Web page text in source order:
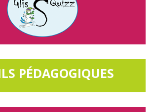
PÉDAGOGIQUES